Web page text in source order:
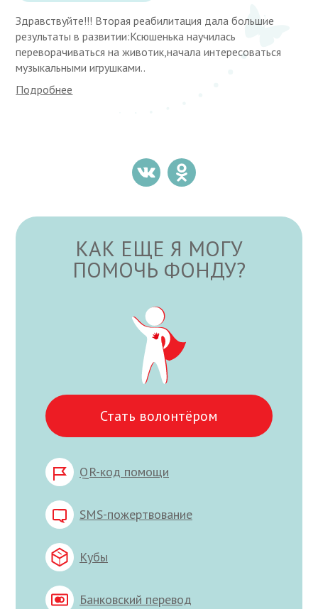
Здравствуйте!!! Вторая реабилитация дала большие
результаты в развитии:Ксюшенька научилась
переворачиваться на животик,начала интересоваться
музыкальными игрушками..
Подробнее
КАК ЕЩЕ Я МОГУ
ПОМОЧЬ ФОНДУ?
Стать волонтёром
QR-код помощи
SMS-пожертвование
Кубы
Банковский перевод